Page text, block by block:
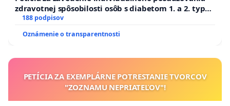
zdravotnej spôsobilosti osôb s diabetom 1. a 2. typu
pri prijímaní do Policajného zboru SR
188 podpisov
Oznámenie o transparentnosti
PETÍCIA ZA EXEMPLÁRNE POTRESTANIE TVORCOV
"ZOZNAMU NEPRIATEĽOV"!